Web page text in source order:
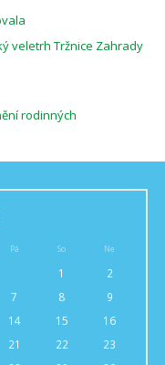
veletrh Tržnice Zahrady
rodinných
Pá So Ne
1
2
7 8 9
14 15
16
21 22
23